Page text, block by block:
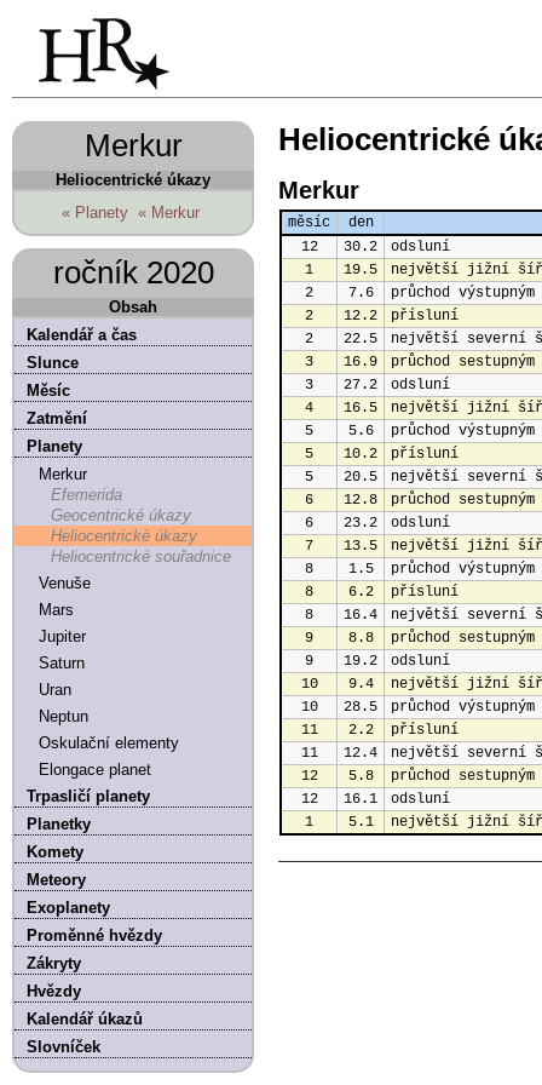
Merkur
Heliocentrické úkazy
« Planety « Merkur
ročník 2020
Obsah
Kalendář a čas
Slunce
Měsíc
Zatmění
Planety
Merkur
Efemerida
Geocentrické úkazy
Heliocentrické úkazy
Heliocentrické souřadnice
Venuše
Mars
Jupiter
Saturn
Uran
Neptun
Oskulační elementy
Elongace planet
Trpasličí planety
Planetky
Komety
Meteory
Exoplanety
Proměnné hvězdy
Zákryty
Hvězdy
Kalendář úkazů
Slovníček
Heliocentrické
Merkur
měsíc
den
12
30.2
odsluní
1
19.5
největší jižní
2
7.6
průchod výstupným
2
12.2
přísluní
2
22.5
největší severní
3
16.9
průchod sestupným
3
27.2
odsluní
4
16.5
největší jižní
5
5.6
průchod výstupným
5
10.2
přísluní
5
20.5
největší severní
6
12.8
průchod sestupným
6
23.2
odsluní
7
13.5
největší jižní
8
1.5
průchod výstupným
8
6.2
přísluní
8
16.4
největší severní
9
8.8
průchod sestupným
9
19.2
odsluní
10
9.4
největší jižní
10
28.5
průchod výstupným
11
2.2
přísluní
11
12.4
největší severní
12
5.8
průchod sestupným
12
16.1
odsluní
1
5.1 největší jižní